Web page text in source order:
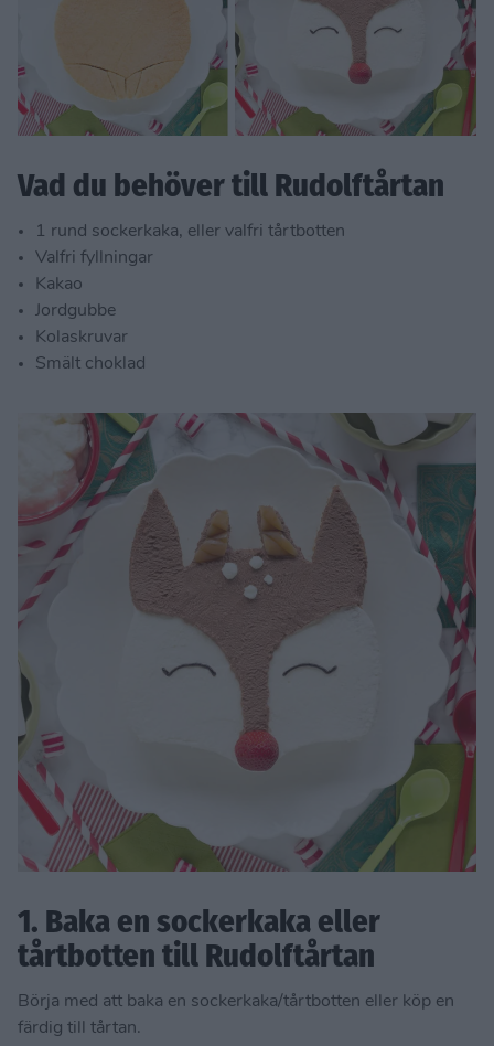
Vad du behöver till Rudolftårtan
1 rund sockerkaka, eller valfri tårtbotten
Valfri fyllningar
Kakao
Jordgubbe
Kolaskruvar
Smält choklad
1. Baka en sockerkaka eller
tårtbotten till Rudolftårtan
Börja med att baka en sockerkaka/tårtbotten eller köp en
färdig till tårtan.